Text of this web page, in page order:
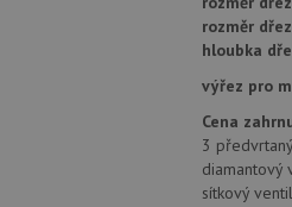
rozměr
hloubka
výřez pro
Cena
3
diamantový
sítkový
_ga_9T91YFLEPX
Název
__Secure-YNID